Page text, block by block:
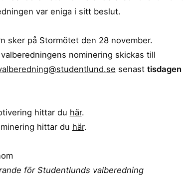
var eniga i sitt beslut.
sker på Stormötet den 28 november.
nominering skickas till
senast tisdagen
hittar du här.
hittar du här.
för Studentlunds valberedning